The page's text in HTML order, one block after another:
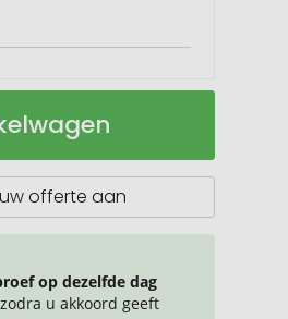
offerte aan
op dezelfde dag
u akkoord geeft